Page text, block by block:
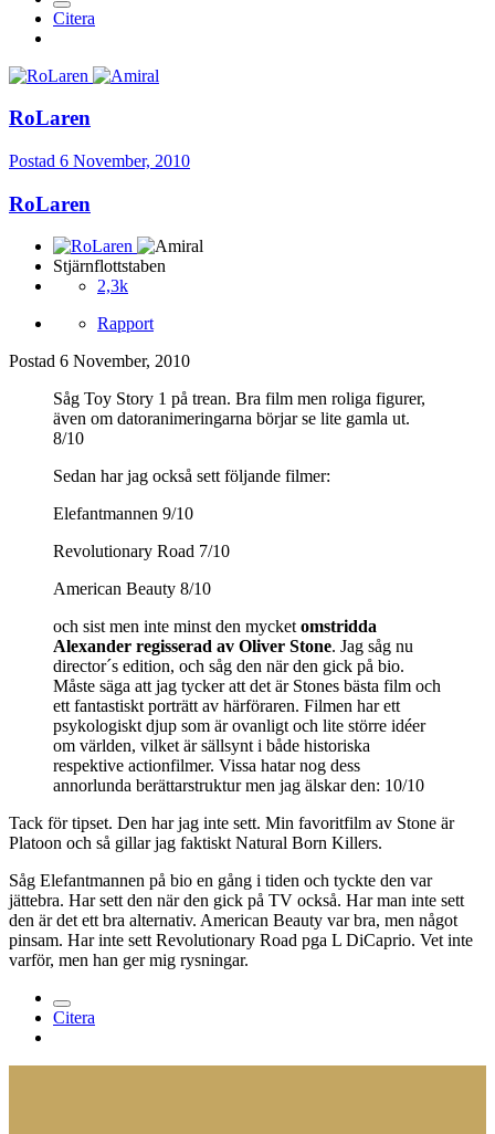
Citera
RoLaren
Postad 6 November, 2010
RoLaren
Stjärnflottstaben
2,3k
Rapport
Postad 6 November, 2010
Såg Toy Story 1 på trean. Bra film men roliga figurer,
även om datoranimeringarna börjar se lite gamla ut.
8/10
Sedan har jag också sett följande filmer:
Elefantmannen 9/10
Revolutionary Road 7/10
American Beauty 8/10
och sist men inte minst den mycketomstridda
Alexander regisserad av Oliver Stone. Jag såg nu
director´s edition, och såg den när den gick på bio.
Måste säga att jag tycker att det är Stones bästa film och
ett fantastiskt porträtt av härföraren. Filmen har ett
psykologiskt djup som är ovanligt och lite större idéer
om världen, vilket är sällsynt i både historiska
respektive actionfilmer. Vissa hatar nog dess
annorlunda berättarstruktur men jag älskar den: 10/10
Tack för tipset. Den har jag inte sett. Min favoritfilm av Stone är
Platoon och så gillar jag faktiskt Natural Born Killers.
Såg Elefantmannen på bio en gång i tiden och tyckte den var
jättebra. Har sett den när den gick på TV också. Har man inte sett
den är det ett bra alternativ. American Beauty var bra, men något
pinsam. Har inte sett Revolutionary Road pga L DiCaprio. Vet inte
varför, men han ger mig rysningar.
Citera